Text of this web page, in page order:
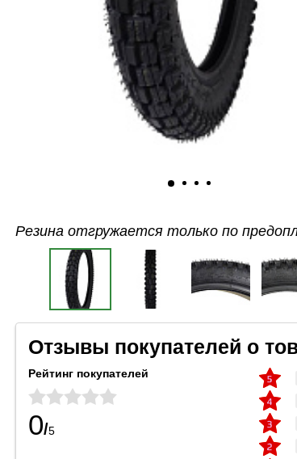
Резина отгружается только по
Отзывы покупателей о
Рейтинг покупателей
0/5